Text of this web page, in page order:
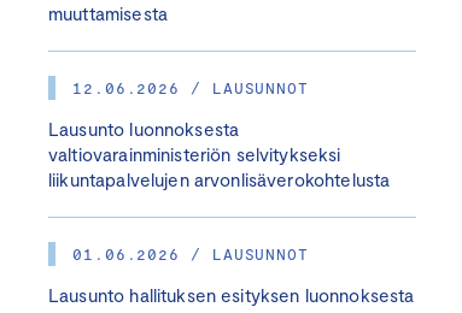
muuttamisesta
12.06.2026 / LAUSUNNOT
Lausunto luonnoksesta
valtiovarainministeriön selvitykseksi
liikuntapalvelujen arvonlisäverokohtelusta
01.06.2026 / LAUSUNNOT
Lausunto hallituksen esityksen luonnoksesta